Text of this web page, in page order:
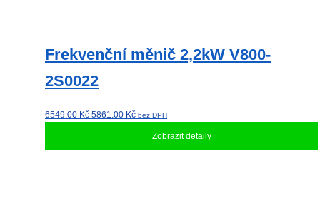
Frekvenční měnič 2,2kW V800-
2S0022
6549.00Kč Původní
5861.00 KčAktuální
bez DPH
Zobrazit detaily